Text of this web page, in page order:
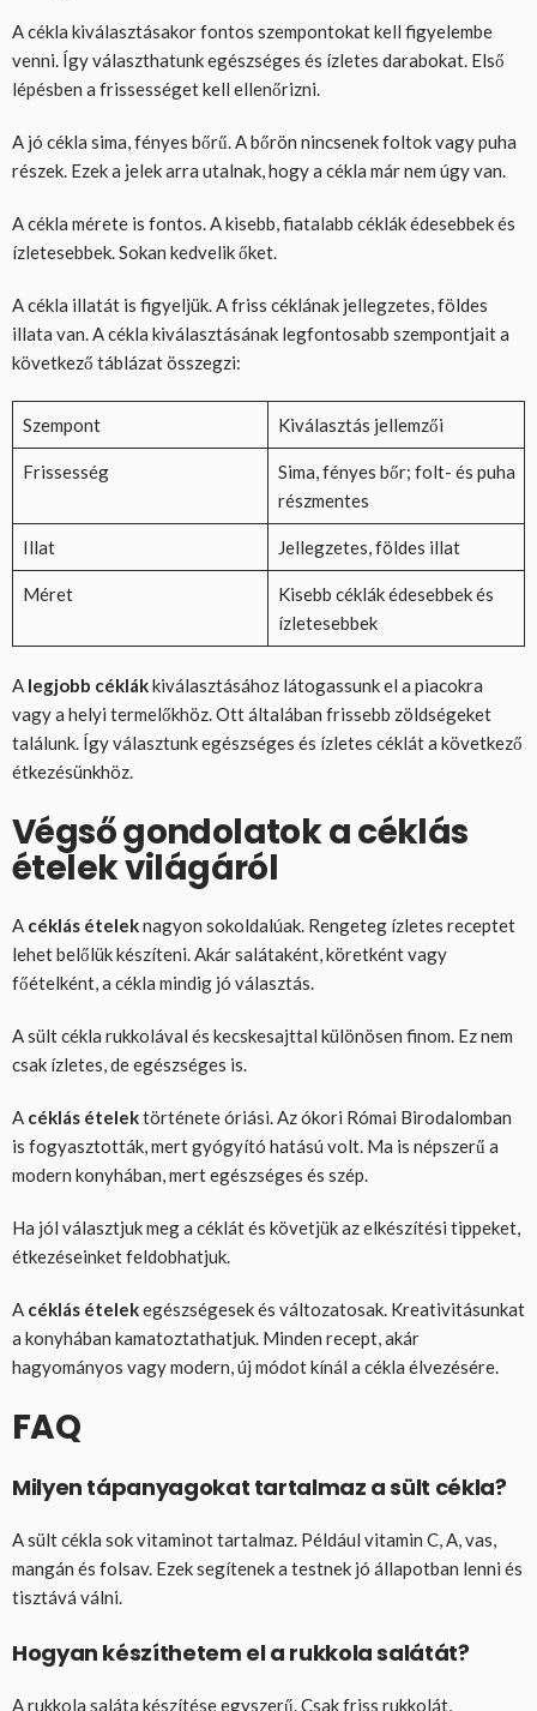
A cékla kiválasztásakor fontos szempontokat kell figyelembe
venni. Így választhatunk egészséges és ízletes darabokat. Első
lépésben a frissességet kell ellenőrizni.
A jó cékla sima, fényes bőrű. A bőrön nincsenek foltok vagy puha
részek. Ezek a jelek arra utalnak, hogy a cékla már nem úgy van.
A cékla mérete is fontos. A kisebb, fiatalabb céklák édesebbek és
ízletesebbek. Sokan kedvelik őket.
A cékla illatát is figyeljük. A friss céklának jellegzetes, földes
illata van. A cékla kiválasztásának legfontosabb szempontjait a
következő táblázat összegzi:
Szempont Kiválasztás jellemzői
Frissesség
Sima, fényes bőr; folt- és puha
részmentes
Illat Jellegzetes, földes illat
Méret
Kisebb céklák édesebbek és
ízletesebbek
A legjobb céklákkiválasztásához látogassunk el a piacokra
vagy a helyi termelőkhöz. Ott általában frissebb zöldségeket
találunk. Így választunk egészséges és ízletes céklát a következő
étkezésünkhöz.
Végső gondolatok a céklás
ételek világáról
A céklás ételeknagyon sokoldalúak. Rengeteg ízletes receptet
lehet belőlük készíteni. Akár salátaként, köretként vagy
főételként, a cékla mindig jó választás.
A sült cékla rukkolával és kecskesajttal különösen finom. Ez nem
csak ízletes, de egészséges is.
A céklás ételektörténete óriási. Az ókori Római Birodalomban
is fogyasztották, mert gyógyító hatású volt. Ma is népszerű a
modern konyhában, mert egészséges és szép.
Ha jól választjuk meg a céklát és követjük az elkészítési tippeket,
étkezéseinket feldobhatjuk.
A céklás ételekegészségesek és változatosak. Kreativitásunkat
a konyhában kamatoztathatjuk. Minden recept, akár
hagyományos vagy modern, új módot kínál a cékla élvezésére.
FAQ
Milyen tápanyagokat tartalmaz a sült cékla?
A sült cékla sok vitaminot tartalmaz. Például vitamin C, A, vas,
mangán és folsav. Ezek segítenek a testnek jó állapotban lenni és
tisztává válni.
Hogyan készíthetem el a rukkola salátát?
A rukkola saláta készítése egyszerű. Csak friss rukkolát,